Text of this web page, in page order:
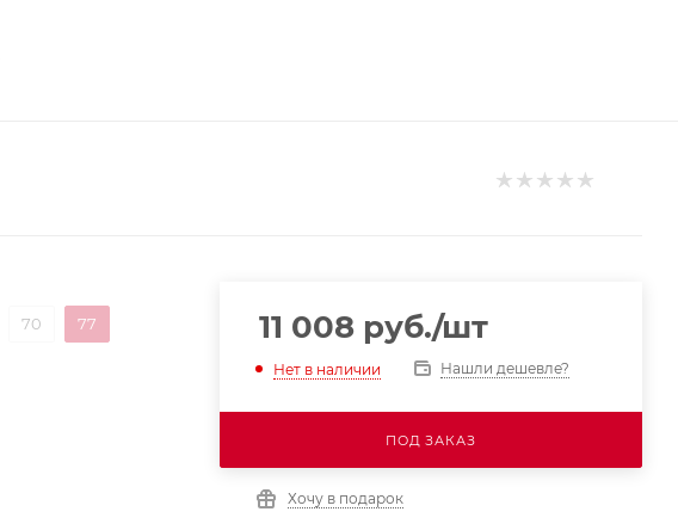
70 77 11 008руб./шт
Нет в наличии Нашли дешевле?
ПОД ЗАКАЗ
Хочу в подарок